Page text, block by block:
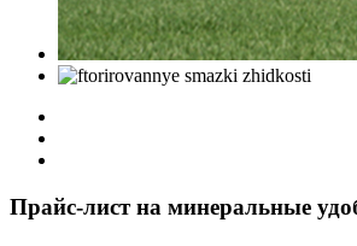
Прайс-лист на минеральные